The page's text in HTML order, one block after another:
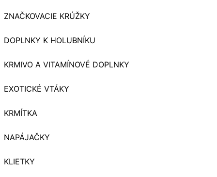
ZNAČKOVACIE KRÚŽKY
DOPLNKY K HOLUBNÍKU
KRMIVO A VITAMÍNOVÉ DOPLNKY
EXOTICKÉ VTÁKY
KRMÍTKA
NAPÁJAČKY
KLIETKY